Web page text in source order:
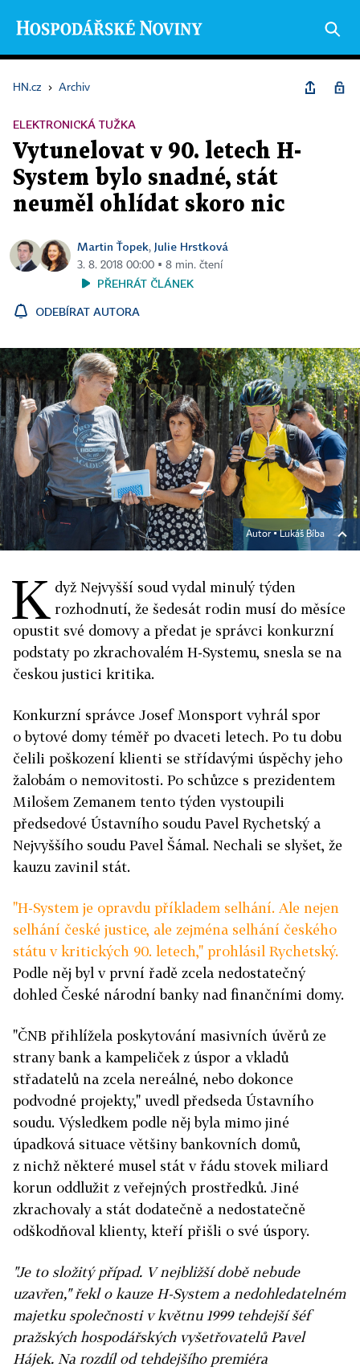
HN.cz › Archiv
ELEKTRONICKÁ TUŽKA
Vytunelovat v 90. letech H-
System bylo snadné, stát
neuměl ohlídat skoro nic
Martin Ťopek, Julie Hrstková
3. 8. 2018 00:00 ▪ 8 min. čtení
PŘEHRÁT ČLÁNEK
ODEBÍRAT AUTORA
Autor ▪Lukáš Bíba
K dyž Nejvyšší soud vydal minulý týden
rozhodnutí, že šedesát rodin musí do měsíce
opustit své domovy a předat je správci konkurzní
podstaty po zkrachovalém H-Systemu, snesla se na
českou justici kritika.
Konkurzní správce Josef Monsport vyhrál spor
o bytové domy téměř po dvaceti letech. Po tu dobu
čelili poškození klienti se střídavými úspěchy jeho
žalobám o nemovitosti. Po schůzce s prezidentem
Milošem Zemanem tento týden vystoupili
předsedové Ústavního soudu Pavel Rychetský a
Nejvyššího soudu Pavel Šámal. Nechali se slyšet, že
kauzu zavinil stát.
"H-System je opravdu příkladem selhání. Ale nejen
selhání české justice, ale zejména selhání českého
státu v kritických 90. letech," prohlásil Rychetský.
Podle něj byl v první řadě zcela nedostatečný
dohled České národní banky nad finančními domy.
"ČNB přihlížela poskytování masivních úvěrů ze
strany bank a kampeliček z úspor a vkladů
střadatelů na zcela nereálné, nebo dokonce
podvodné projekty," uvedl předseda Ústavního
soudu. Výsledkem podle něj byla mimo jiné
úpadková situace většiny bankovních domů,
z nichž některé musel stát v řádu stovek miliard
korun oddlužit z veřejných prostředků. Jiné
zkrachovaly a stát dodatečně a nedostatečně
odškodňoval klienty, kteří přišli o své úspory.
"Je to složitý případ. V nejbližší době nebude
uzavřen," řekl o kauze H-System a nedohledatelném
majetku společnosti v květnu 1999 tehdejší šéf
pražských hospodářských vyšetřovatelů Pavel
Hájek. Na rozdíl od tehdejšího premiéra